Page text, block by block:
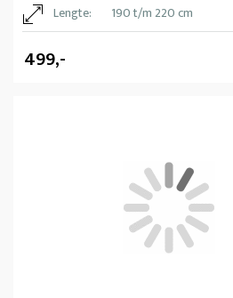
Lengte:
190 t/m 220 cm
499,-